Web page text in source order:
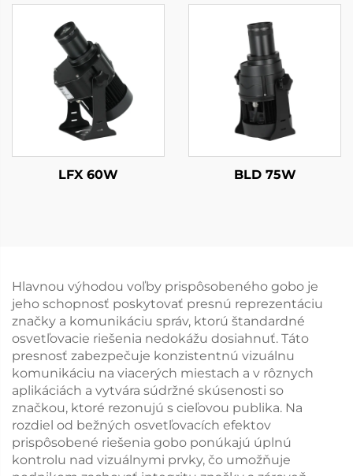
gobo svetlo s
diaľkovým ovládaním
pre vonkajší obchodný
branding
reklamy na obchody a
varovné displeje
LFX 60W BLD 75W
Hlavnou výhodou voľby prispôsobeného gobo je
jeho schopnosť poskytovať presnú reprezentáciu
značky a komunikáciu správ, ktorú štandardné
osvetľovacie riešenia nedokážu dosiahnuť. Táto
presnosť zabezpečuje konzistentnú vizuálnu
komunikáciu na viacerých miestach a v rôznych
aplikáciách a vytvára súdržné skúsenosti so
značkou, ktoré rezonujú s cieľovou publika. Na
rozdiel od bežných osvetľovacích efektov
prispôsobené riešenia gobo ponúkajú úplnú
kontrolu nad vizuálnymi prvky, čo umožňuje